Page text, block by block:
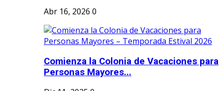
Abr 16, 2026 0
Comienza la Colonia de Vacaciones para
Personas Mayores...